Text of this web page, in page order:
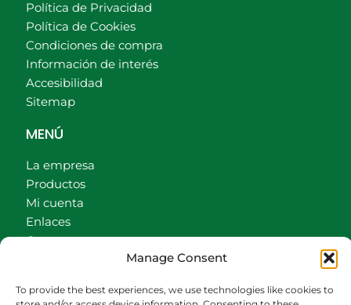
Manage Consent
To provide the best experiences, we use technologies like cookies to
Política de Privacidad
Política de Cookies
Condiciones de compra
Información de interés
Accesibilidad
Sitemap
MENÚ
La empresa
Productos
Mi cuenta
Enlaces
Contacto